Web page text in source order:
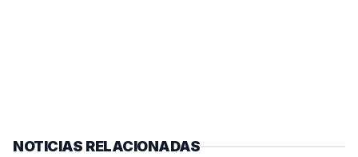
NOTICIAS RELACIONADAS